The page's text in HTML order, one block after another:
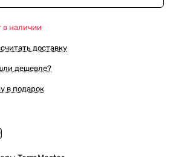
в наличии
доставку
дешевле?
в подарок